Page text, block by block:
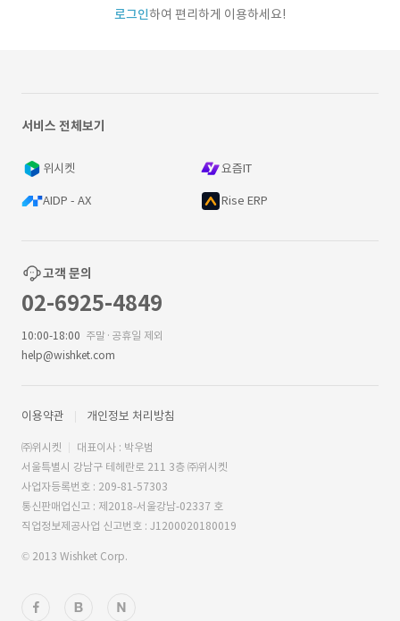
로그인하여 편리하게 이용하세요!
서비스 전체보기
위시켓 요즘IT
AIDP - AX Rise ERP
고객 문의
02-6925-4849
10:00-18:00 주말·공휴일 제외
help@wishket.com
이용약관 개인정보 처리방침
㈜위시켓
대표이사 : 박우범
서울특별시 강남구 테헤란로 211 3층 ㈜위시켓
사업자등록번호 : 209-81-57303
통신판매업신고 : 제2018-서울강남-02337 호
직업정보제공사업 신고번호 : J1200020180019
© 2013 Wishket Corp.